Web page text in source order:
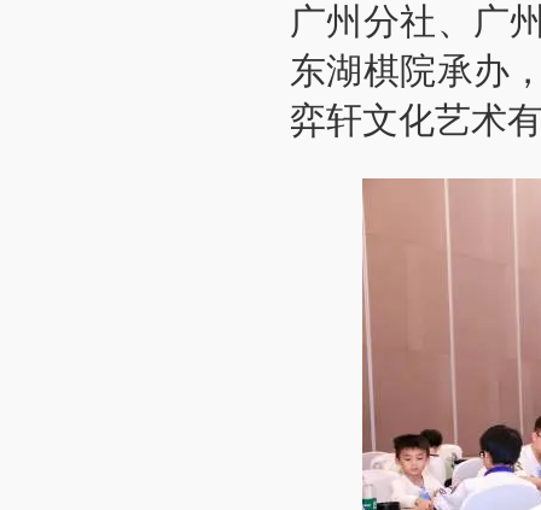
广州分社、广
东湖棋院承办
弈轩文化艺术